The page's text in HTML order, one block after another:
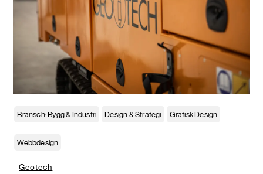
Bransch: Bygg & Industri Design & Strategi Grafisk Design
Webbdesign
Geotech